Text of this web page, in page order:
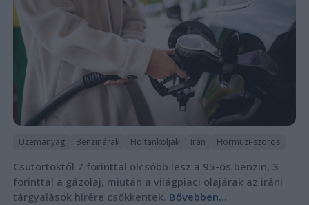
Üzemanyag Benzinárak Holtankoljak Irán Hormuzi-szoros
Csütörtöktől 7 forinttal olcsóbb lesz a 95-ös benzin, 3
forinttal a gázolaj, miután a világpiaci olajárak az iráni
tárgyalások hírére csökkentek. Bővebben...